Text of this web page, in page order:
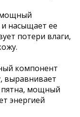
мощный
насыщает ее
потери влаги,
компонент
выравнивает
пятна, мощный
энергией